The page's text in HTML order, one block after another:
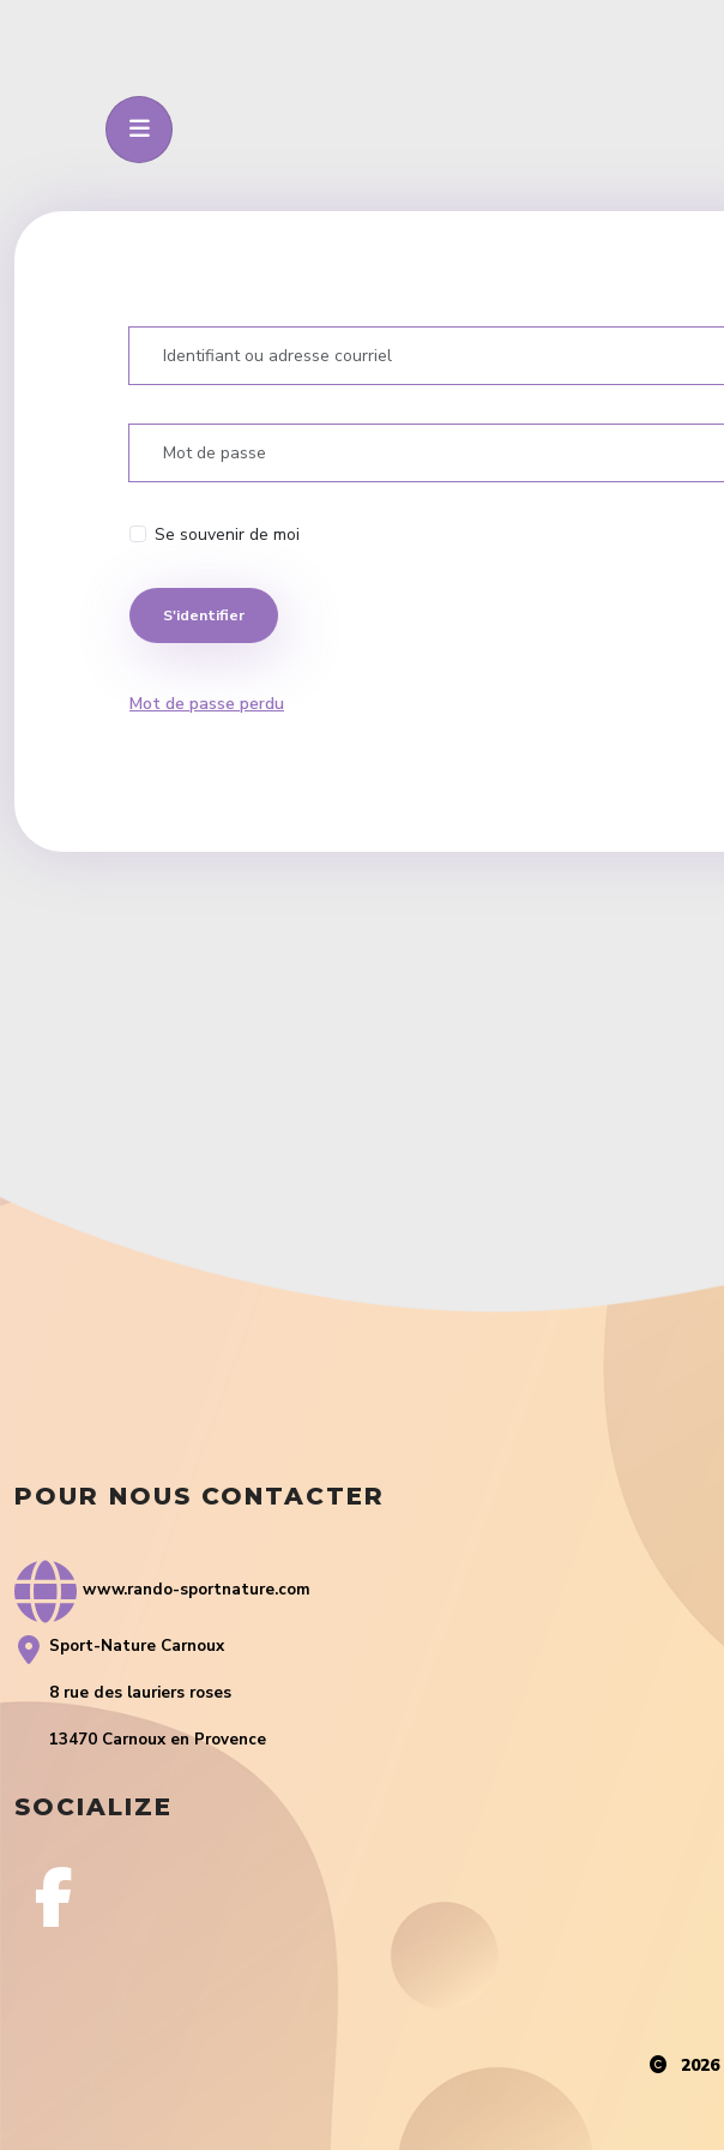
Se souvenir de moi
S'identifier
Mot de passe perdu
POUR NOUS CONTACTER
www.rando-sportnature.com
Sport-Nature Carnoux
8 rue des lauriers roses
13470 Carnoux en Provence
SOCIALIZE
2026